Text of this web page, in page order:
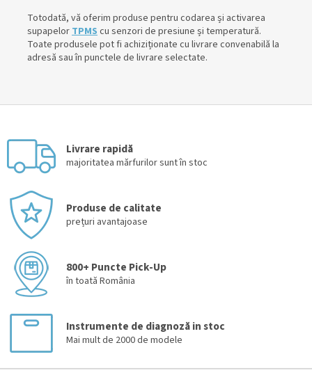
Totodată, vă oferim produse pentru codarea și activarea
supapelorTPMScu senzori de presiune și temperatură.
Toate produsele pot fi achiziționate cu livrare convenabilă la
adresă sau în punctele de livrare selectate.
Livrare rapidă
majoritatea mărfurilor sunt în stoc
Produse de calitate
prețuri avantajoase
800+ Puncte Pick-Up
în toată România
Instrumente de diagnoză in stoc
Mai mult de 2000 de modele